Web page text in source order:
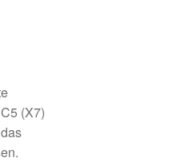
(X7)